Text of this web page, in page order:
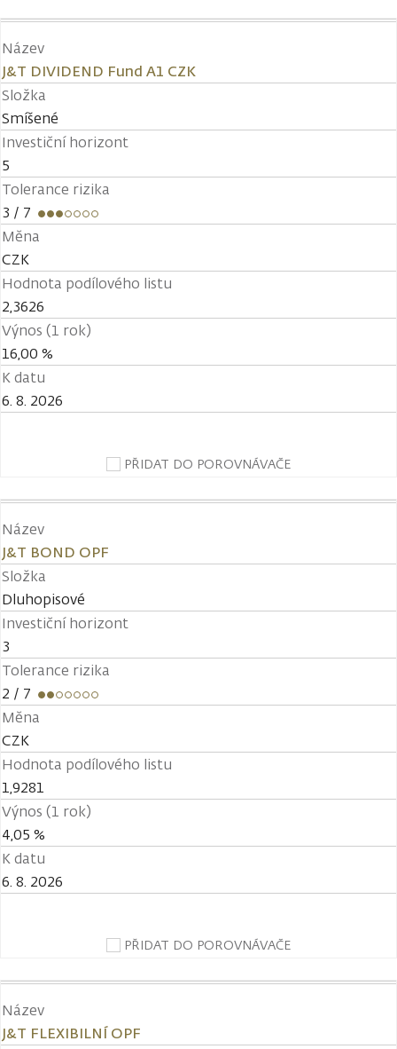
Název
J&T DIVIDEND Fund A1 CZK
Složka
Smíšené
Investiční horizont
5
Tolerance rizika
3 / 7
Měna
CZK
Hodnota podílového listu
2,3626
Výnos (1 rok)
16,00 %
K datu
6. 8. 2026
PŘIDAT DO POROVNÁVAČE
Název
J&T BOND OPF
Složka
Dluhopisové
Investiční horizont
3
Tolerance rizika
2 / 7
Měna
CZK
Hodnota podílového listu
1,9281
Výnos (1 rok)
4,05 %
K datu
6. 8. 2026
PŘIDAT DO POROVNÁVAČE
Název
J&T FLEXIBILNÍ OPF